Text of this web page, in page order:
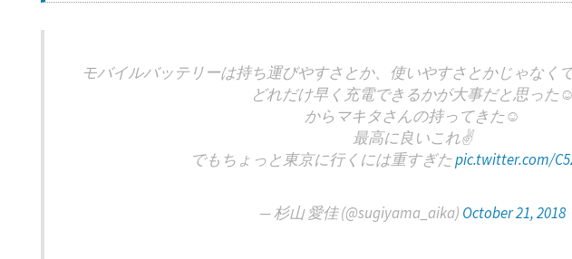
モバイルバッテリーは持ち運びやすさとか、使いやすさとかじゃなく
どれだけ早く充電できるかが大事だと思った☺️
からマキタさんの持ってきた☺️
最高に良いこれ✌️
でもちょっと東京に行くには重すぎたpic.twitter.com/
— 杉山 愛佳 (@sugiyama_aika) October 21, 2018